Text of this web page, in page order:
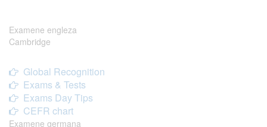
Examene engleza
Cambridge
Global Recognition
Exams & Tests
Exams Day Tips
CEFR chart
Examene germana